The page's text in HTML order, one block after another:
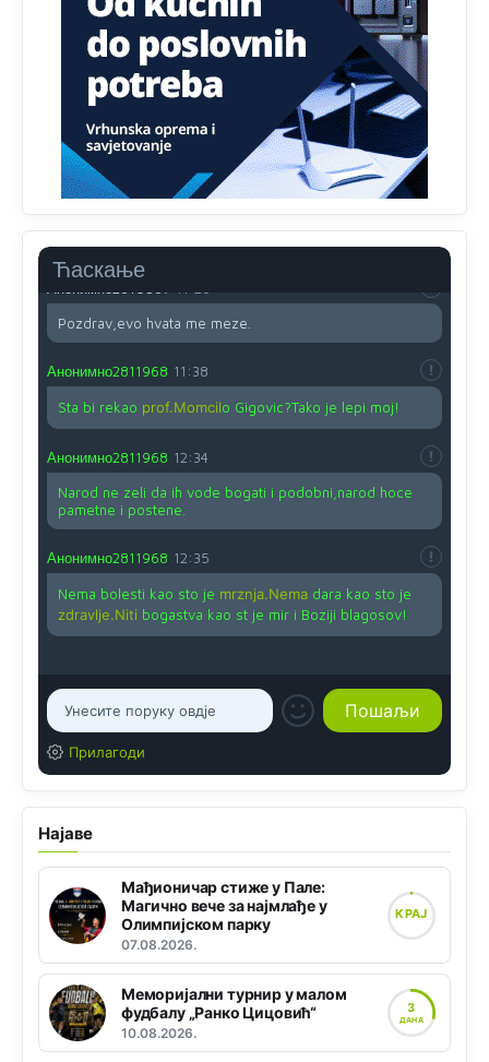
Ћаскање
Proguglajte
Анонимно2810587
11:21
O kako su cudni lvi ljudi,uzeli bi sve da mogu...a ja srce
svima fajem,radujem se tudjoj sreci.I ko ima i ko nema
na iso ce mjesto leci!
Анонимно2810587
11:24
Pozdrav,evo hvata me meze.
Анонимно2811968 11:38
Sta bi rekao prof.Momcilo Gigovic?Tako je lepi moj!
Анонимно2811968 12:34
Narod ne zeli da ih vode bogati i podobni,narod hoce
pametne i postene.
Анонимно2811968 12:35
Nema bolesti kao sto je mrznja.Nemadara kao sto je
zdravlje.Niti bogastva kao st je mir i Boziji blagosov!
Прилагоди
Најаве
Мађионичар стиже у Пале:
Магично вече за најмлађе у
Олимпијском парку
07.08.2026.
КРАЈ
Меморијални турнир у малом
фудбалу „Ранко Цицовић“
10.08.2026.
3
ДАНА